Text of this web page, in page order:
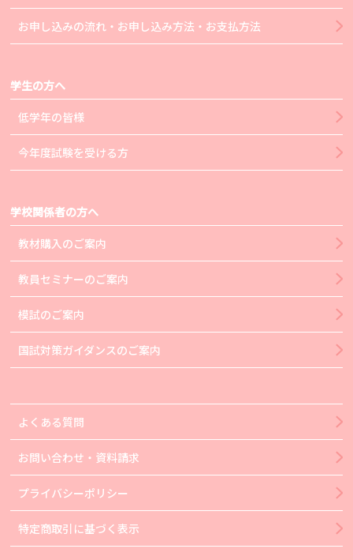
お申し込みの流れ・お申し込み方法・お支払方法
学生の方へ
低学年の皆様
今年度試験を受ける方
学校関係者の方へ
教材購入のご案内
教員セミナーのご案内
模試のご案内
国試対策ガイダンスのご案内
よくある質問
お問い合わせ・資料請求
プライバシーポリシー
特定商取引に基づく表示